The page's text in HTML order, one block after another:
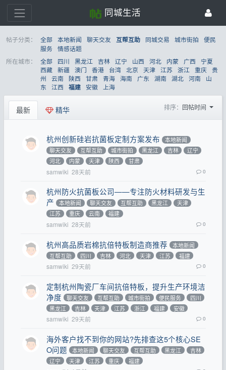
同城生活
帖子分类： 全部 本地新闻 聊天交友 互帮互助 同城交易 城市街拍
便民
服务 情感话题
所在城市：
全部 四川 黑龙江 吉林 辽宁 山西 河北 内蒙 广西 宁夏
西藏 新疆 澳门 香港 台湾 北京 天津 江苏 浙江 重庆 贵
州
云南 陕西 甘肃 青海 海南 广东 湖南 湖北 河南
山
东
江西 福建 安徽 上海
最新 精华 排序： 回帖时间
杭州创新硅岩抗菌板定制方案发布
本地新闻
聊天交友
互帮互助 城市街拍 黑龙江 吉林
辽宁
河北
内蒙 天津 陕西 甘肃
samwiki 28天前 0
杭州防火抗菌板公司——专注防火材料研发与生
产
本地新闻 聊天交友 互帮互助 黑龙江
天津
江苏
重庆 云南 福建
samwiki 28天前 0
杭州高品质岩棉抗倍特板制造商推荐
本地新闻
互帮互助
四川 吉林 河北 天津 江苏 福建
samwiki 29天前 0
定制杭州陶瓷厂车间抗倍特板，提升生产环境洁
净度
聊天交友 互帮互助 城市街拍 便民服务
四川
黑龙江
吉林 天津 江苏 浙江 福建 安徽
samwiki 29天前 0
海外客户找不到你的网站?先排查这5个核心SE
O问题
本地新闻 聊天交友 互帮互助 黑龙江
吉林
辽宁
天津 江苏 重庆 福建